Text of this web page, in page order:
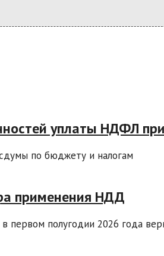
уплаты НДФЛ
по бюджету и налогам
применения НДД
полугодии 2026 года